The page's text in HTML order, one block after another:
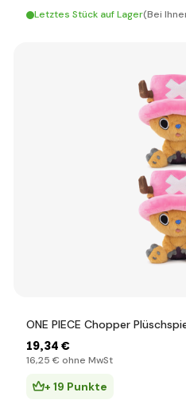
Letztes Stück auf Lager(Bei
ONE PIECE Chopper
19,34 €
16,25 € ohne MwSt
+ 19 Punkte